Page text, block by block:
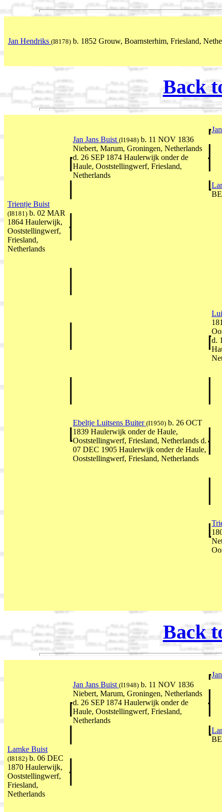
Jan Hendriks (I8178) b. 1852 Grouw, Boarnsterhim, Friesland,
Back
Jan Jans Buist (I1948) b. 11 NOV 1836
Niebert, Marum, Groningen, Netherlands
d. 26 SEP 1874 Haulerwijk onder de
Haule, Ooststellingwerf, Friesland,
Netherlands
Trientje Buist
(I8181) b. 02 MAR
1864 Haulerwijk,
Ooststellingwerf,
Friesland,
Netherlands
d.
Ebeltje Luitsens Buiter (I1950) b. 26 OCT
1839 Haulerwijk onder de Haule,
Ooststellingwerf, Friesland, Netherlands d.
07 DEC 1905 Haulerwijk onder de Haule,
Ooststellingwerf, Friesland, Netherlands
Back
Jan Jans Buist (I1948) b. 11 NOV 1836
Niebert, Marum, Groningen, Netherlands
d. 26 SEP 1874 Haulerwijk onder de
Haule, Ooststellingwerf, Friesland,
Netherlands
Lamke Buist
(I8182) b. 06 DEC
1870 Haulerwijk,
Ooststellingwerf,
Friesland,
Netherlands